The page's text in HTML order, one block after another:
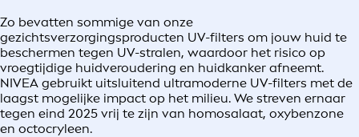
Zo bevatten sommige van onze
gezichtsverzorgingsproducten UV-filters om jouw huid te
beschermen tegen UV-stralen, waardoor het risico op
vroegtijdige huidveroudering en huidkanker afneemt.
NIVEA gebruikt uitsluitend ultramoderne UV-filters met de
laagst mogelijke impact op het milieu. We streven ernaar
tegen eind 2025 vrij te zijn van homosalaat, oxybenzone
en octocryleen.